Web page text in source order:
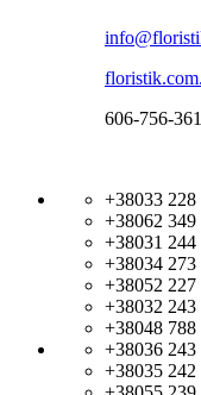
606-756-361
+38033 228
+38062 349
+38031 244
+38034 273
+38052 227
+38032 243
+38048 788
+38036 243
+38035 242